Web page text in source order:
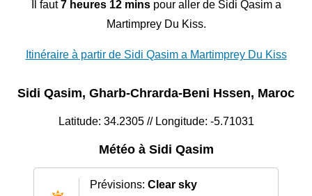
Il faut7 heures 12 minspour aller de Sidi Qasim a
Martimprey Du Kiss.
Itinéraire à partir de Sidi Qasim a Martimprey Du Kiss
Sidi Qasim, Gharb-Chrarda-Beni Hssen, Maroc
Latitude: 34.2305 // Longitude: -5.71031
Météo à Sidi Qasim
Prévisions: Clear sky